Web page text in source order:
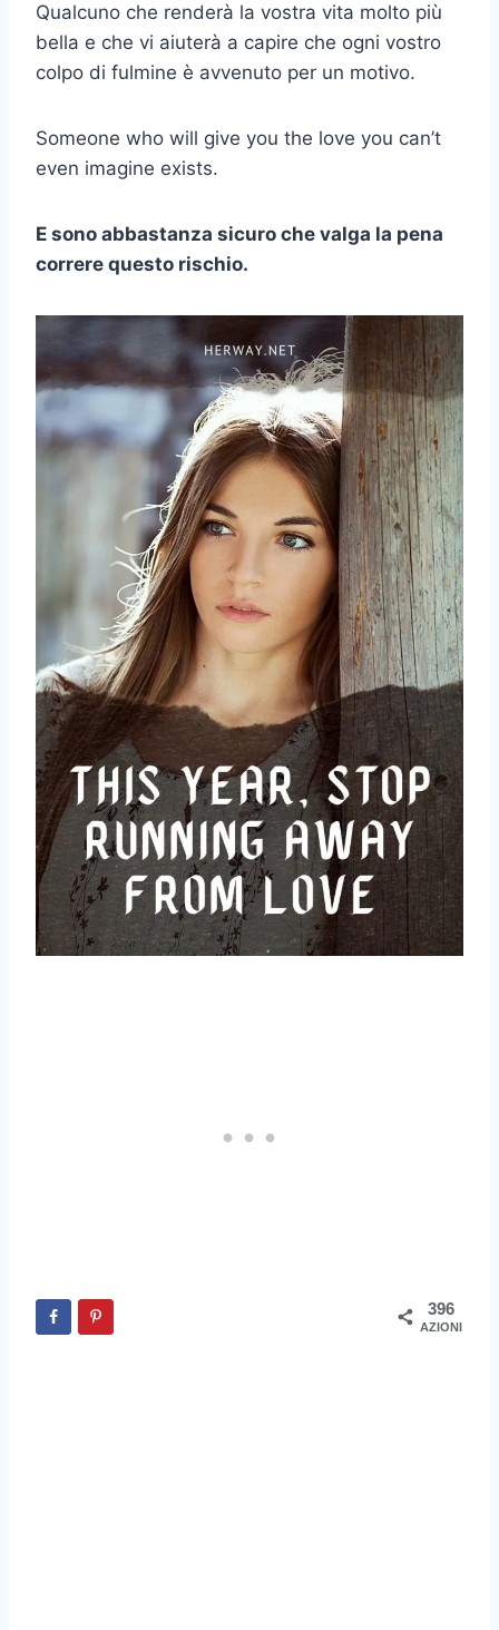
Qualcuno che renderà la vostra vita molto più
bella e che vi aiuterà a capire che ogni vostro
colpo di fulmine è avvenuto per un motivo.
Someone who will give you the love you can’t
even imagine exists.
E sono abbastanza sicuro che valga la pena
correre questo rischio.
396
AZIONI